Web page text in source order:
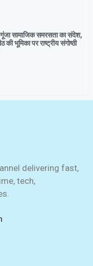
सामाजिक समरसता का संदेश,
की भूमिका पर राष्ट्रीय संगोष्ठी
delivering fast,
tech,